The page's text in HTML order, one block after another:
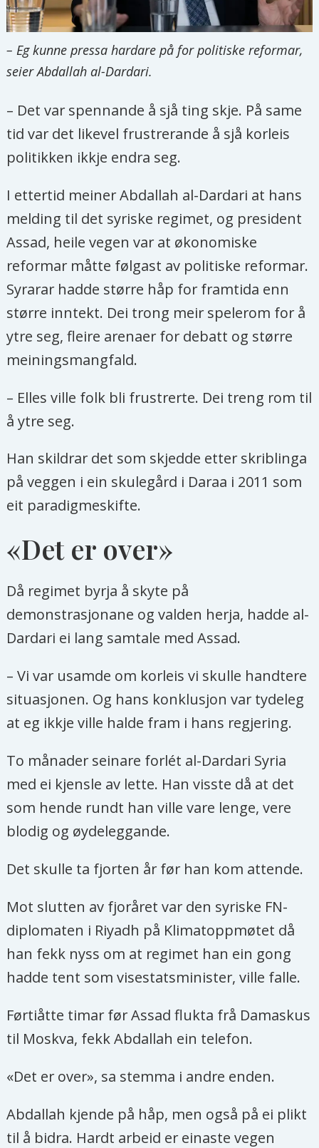
– Eg kunne pressa hardare på for politiske reformar,
seier Abdallah al-Dardari.
– Det var spennande å sjå ting skje. På same
tid var det likevel frustrerande å sjå korleis
politikken ikkje endra seg.
I ettertid meiner Abdallah al-Dardari at hans
melding til det syriske regimet, og president
Assad, heile vegen var at økonomiske
reformar måtte følgast av politiske reformar.
Syrarar hadde større håp for framtida enn
større inntekt. Dei trong meir spelerom for å
ytre seg, fleire arenaer for debatt og større
meiningsmangfald.
– Elles ville folk bli frustrerte. Dei treng rom til
å ytre seg.
Han skildrar det som skjedde etter skriblinga
på veggen i ein skulegård i Daraa i 2011 som
eit paradigmeskifte.
«Det er over»
Då regimet byrja å skyte på
demonstrasjonane og valden herja, hadde al-
Dardari ei lang samtale med Assad.
– Vi var usamde om korleis vi skulle handtere
situasjonen. Og hans konklusjon var tydeleg
at eg ikkje ville halde fram i hans regjering.
To månader seinare forlét al-Dardari Syria
med ei kjensle av lette. Han visste då at det
som hende rundt han ville vare lenge, vere
blodig og øydeleggande.
Det skulle ta fjorten år før han kom attende.
Mot slutten av fjoråret var den syriske FN-
diplomaten i Riyadh på Klimatoppmøtet då
han fekk nyss om at regimet han ein gong
hadde tent som visestatsminister, ville falle.
Førtiåtte timar før Assad flukta frå Damaskus
til Moskva, fekk Abdallah ein telefon.
«Det er over», sa stemma i andre enden.
Abdallah kjende på håp, men også på ei plikt
til å bidra. Hardt arbeid er einaste vegen